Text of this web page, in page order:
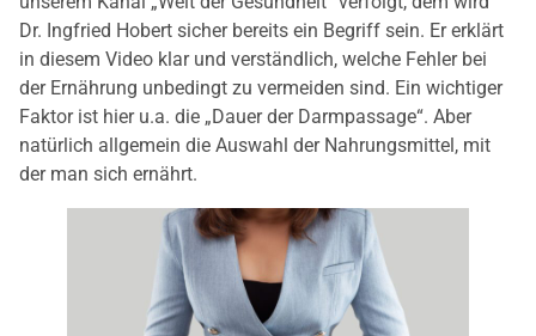
Dr. Ingfried Hobert sicher bereits ein Begriff sein. Er erklärt
in diesem Video klar und verständlich, welche Fehler bei
der Ernährung unbedingt zu vermeiden sind. Ein wichtiger
Faktor ist hier u.a. die „Dauer der Darmpassage“. Aber
natürlich allgemein die Auswahl der Nahrungsmittel, mit
der man sich ernährt.